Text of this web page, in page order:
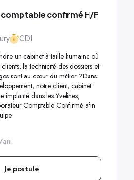
confirmé H/F
CDI
un cabinet à taille humaine où
la technicité des dossiers et
sont au cœur du métier ?Dans
notre client, cabinet
implanté dans les Yvelines,
Comptable Confirmé afin
/an
Je postule